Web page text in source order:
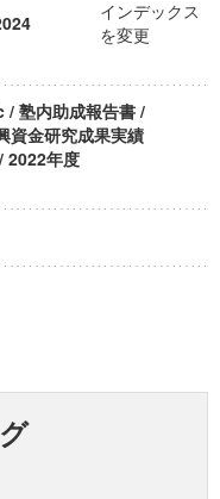
インデックス
を変更
/ 塾内助成報告書 /
資金研究成果実績
2022年度